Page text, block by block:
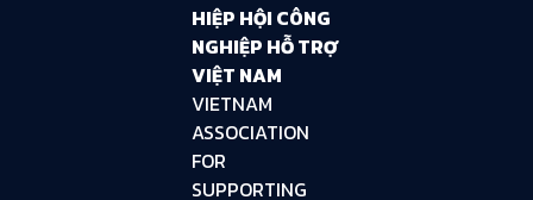
HIỆP HỘI CÔNG
NGHIỆP HỖ TRỢ
VIỆT NAM
VIETNAM
ASSOCIATION
FOR
SUPPORTING